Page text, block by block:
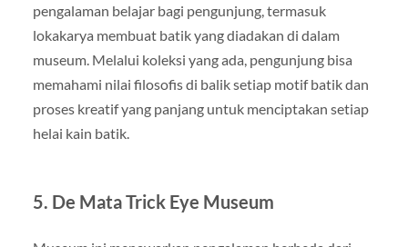
pengalaman belajar bagi pengunjung, termasuk
lokakarya membuat batik yang diadakan di dalam
museum. Melalui koleksi yang ada, pengunjung bisa
memahami nilai filosofis di balik setiap motif batik dan
proses kreatif yang panjang untuk menciptakan setiap
helai kain batik.
5. De Mata Trick Eye Museum